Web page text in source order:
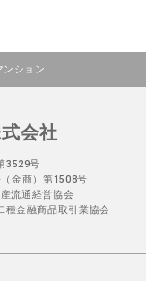
ンション
会社
3529号
金商）第1508号
流通経営協会
金融商品取引業協会